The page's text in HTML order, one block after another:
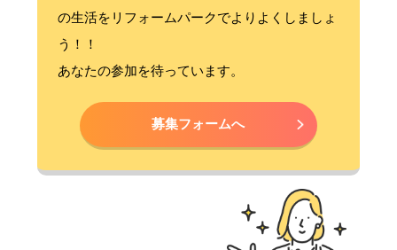
の生活をリフォームパークでよりよくしましょ
う！！
あなたの参加を待っています。
募集フォームへ